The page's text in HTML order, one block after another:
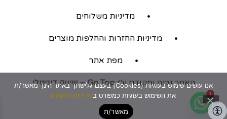
מדיניות משלוחים
מדיניות החזרות והחלפות מוצרים
מפת אתר
האתר נבנה ומקודם ע"יGo Top – שיווק דיגיטלי
אנו עושים שימוש בעוגיות (Cookies) בעצם גלישתך באתר הינך מאשר/ת
את השימוש בעוגיות כמפורט במדיניות פרטיות
מאשר/ת
1